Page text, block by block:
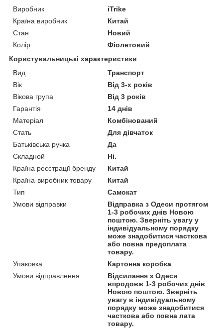
Виробник
iTrike
Країна виробник
Китай
Стан
Новий
Колір
Фіолетовий
Користувальницькі характеристики
Вид
Транспорт
Вік
Від 3-х років
Вікова група
Від 3 років
Гарантія
14 днів
Матеріал
Комбінований
Стать
Для дівчаток
Батьківська ручка
Да
Складной
Ні.
Країна реєстрації бренду
Китай
Країна-виробник товару
Китай
Тип
Самокат
Умови відправки
Відправка з Одеси протягом
1-3 робочих днів Новою
поштою. Зверніть увагу у
індивідуальному порядку
може знадобитися часткова
або повна предоплата
товару.
Упаковка
Картонна коробка
Умови відправлення
Відсилання з Одеси
впродовж 1-3 робочих днів
Новою поштою. Зверніть
увагу в індивідуальному
порядку може знадобитися
часткова або повна лата
товару.